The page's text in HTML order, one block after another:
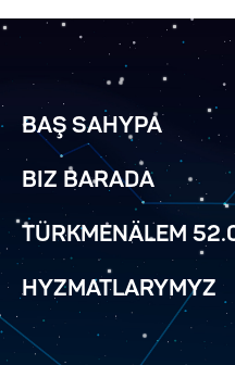
BAŞ SAHYPA
BIZ BARADA
TÜRKMENÄLEM
HYZMATLARYMYZ